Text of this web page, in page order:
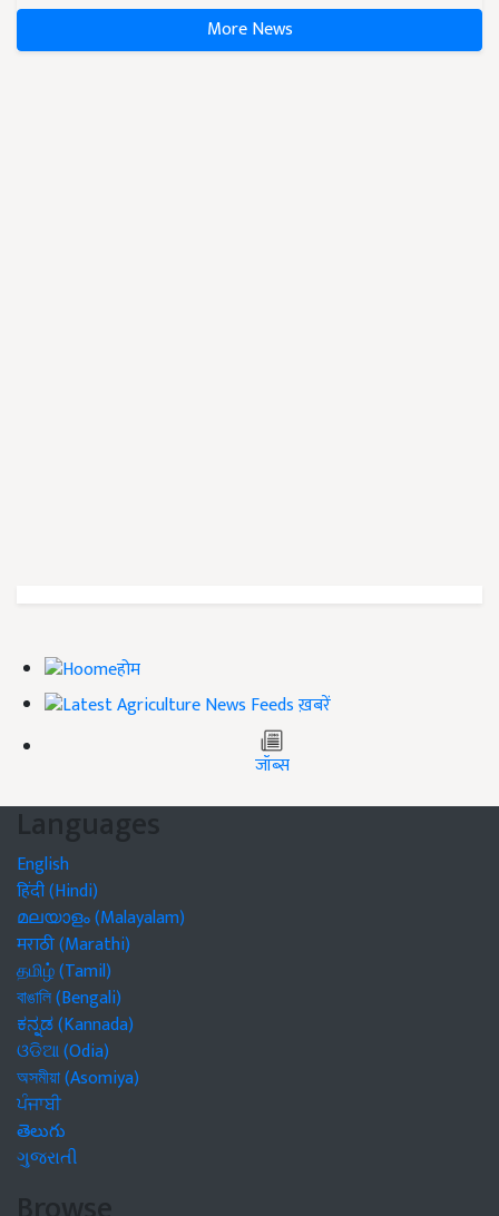
More News
होम
ख़बरें
जॉब्स
Languages
English
हिंदी (Hindi)
മലയാളം (Malayalam)
मराठी (Marathi)
தமிழ் (Tamil)
বাঙালি (Bengali)
ಕನ್ನಡ (Kannada)
ଓଡିଆ (Odia)
অসমীয়া (Asomiya)
ਪੰਜਾਬੀ
తెలుగు
ગુજરાતી